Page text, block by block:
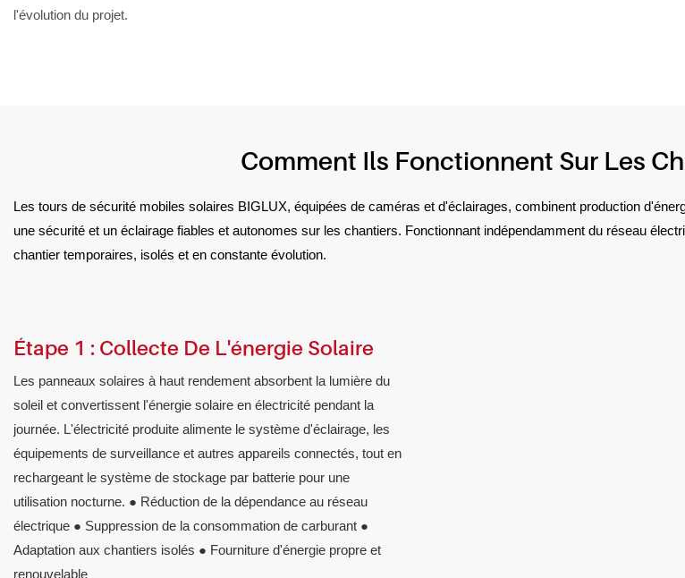
l'évolution du projet.
Comment Ils Fonctionnent Sur Les
Les tours de sécurité mobiles solaires BIGLUX, équipées de caméras et d'éclairages, combinent production
une sécurité et un éclairage fiables et autonomes sur les chantiers. Fonctionnant indépendamment du réseau
chantier temporaires, isolés et en constante évolution.
Étape 1 : Collecte De L'énergie Solaire
Les panneaux solaires à haut rendement absorbent la lumière du
soleil et convertissent l'énergie solaire en électricité pendant la
journée. L'électricité produite alimente le système d'éclairage, les
équipements de surveillance et autres appareils connectés, tout en
rechargeant le système de stockage par batterie pour une
utilisation nocturne. ● Réduction de la dépendance au réseau
électrique ● Suppression de la consommation de carburant ●
Adaptation aux chantiers isolés ● Fourniture d'énergie propre et
renouvelable